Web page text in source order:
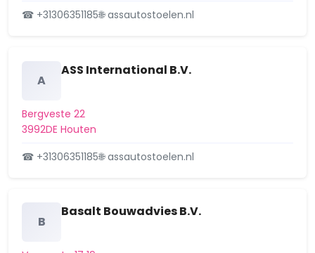
bestemming
omgevingsvergunning uitbreiden
19 maart 2025
Houten, Duwboot 65, verleende
omgevingsvergunning wijzigen
☎ +31306351185🌐 assautostoelen.nl
A
ASS International B.V.
Bergveste 22
3992DE Houten
☎ +31306351185🌐 assautostoelen.nl
B
Basalt Bouwadvies B.V.